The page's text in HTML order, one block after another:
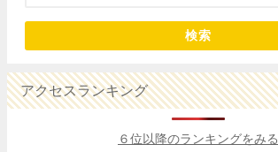
検索
アクセスランキング
６位以降のランキングをみる